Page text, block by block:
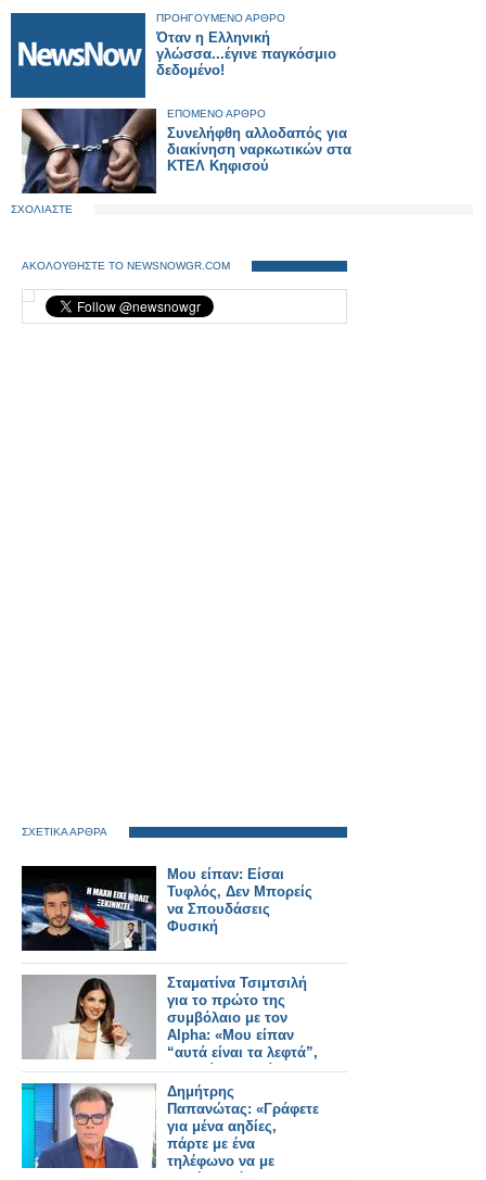
ΠΡΟΗΓΟΥΜΕΝΟ ΑΡΘΡΟ
Όταν η Ελληνική
γλώσσα...έγινε παγκόσμιο
δεδομένο!
ΕΠΟΜΕΝΟ ΑΡΘΡΟ
Συνελήφθη αλλοδαπός για
διακίνηση ναρκωτικών στα
ΚΤΕΛ Κηφισού
ΣΧΟΛΙΑΣΤΕ
ΑΚΟΛΟΥΘΗΣΤΕ ΤΟ NEWSNOWGR.COM
ΣΧΕΤΙΚΑ ΑΡΘΡΑ
Μου είπαν: Είσαι
Τυφλός, Δεν Μπορείς
να Σπουδάσεις
Φυσική
Σταματίνα Τσιμτσιλή
για το πρώτο της
συμβόλαιο με τον
Alpha: «Μου είπαν
“αυτά είναι τα λεφτά”,
τους είπα “εντάξει”,
δεν
διαπραγματεύτηκα»
Δημήτρης
Παπανώτας: «Γράφετε
για μένα αηδίες,
πάρτε με ένα
τηλέφωνο να με